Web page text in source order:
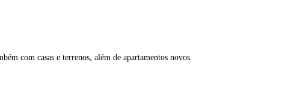
com casas e terrenos, além de apartamentos novos.